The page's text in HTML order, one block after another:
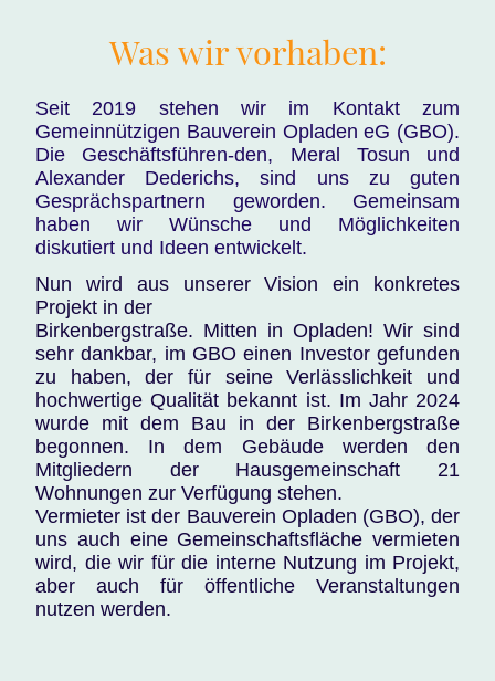
Was wir vorhaben:
Seit 2019 stehen wir im Kontakt zum
Gemeinnützigen Bauverein Opladen eG (GBO).
Die Geschäftsführen-den, Meral Tosun und
Alexander Dederichs, sind uns zu guten
Gesprächspartnern geworden. Gemeinsam
haben wir Wünsche und Möglichkeiten
diskutiert und Ideen entwickelt.
Nun wird aus unserer Vision ein konkretes
Projekt in der
Birkenbergstraße. Mitten in Opladen! Wir sind
sehr dankbar, im GBO einen Investor gefunden
zu haben, der für seine Verlässlichkeit und
hochwertige Qualität bekannt ist. Im Jahr 2024
wurde mit dem Bau in der Birkenbergstraße
begonnen. In dem Gebäude werden den
Mitgliedern der Hausgemeinschaft 21
Wohnungen zur Verfügung stehen.
Vermieter ist der Bauverein Opladen (GBO), der
uns auch eine Gemeinschaftsfläche vermieten
wird, die wir für die interne Nutzung im Projekt,
aber auch für öffentliche Veranstaltungen
nutzen werden.